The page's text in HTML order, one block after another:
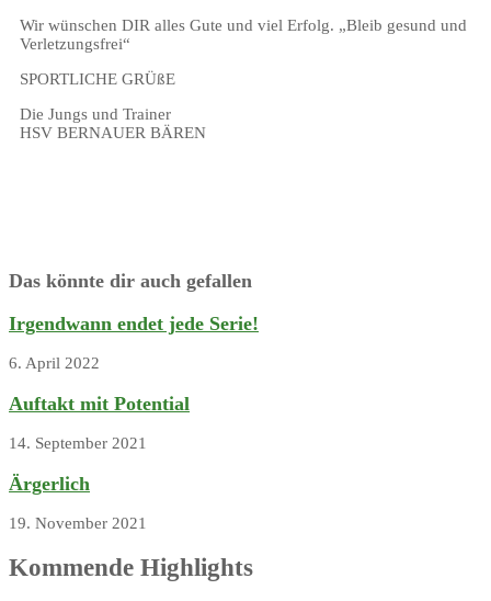
Wir wünschen DIR alles Gute und viel Erfolg. „Bleib gesund und
Verletzungsfrei“
SPORTLICHE GRÜßE
Die Jungs und Trainer
HSV BERNAUER BÄREN
Das könnte dir auch gefallen
Irgendwann endet jede Serie!
6. April 2022
Auftakt mit Potential
14. September 2021
Ärgerlich
19. November 2021
Kommende Highlights